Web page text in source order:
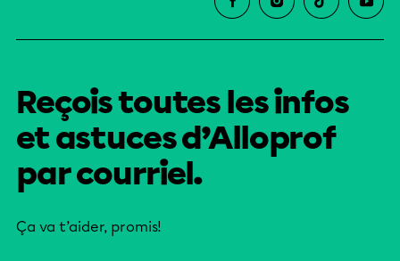
Reçois toutes les infos
et astuces d’Alloprof
par courriel.
Ça va t’aider, promis!